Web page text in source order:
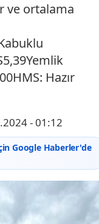
ve ortalama
Hazır
- 01:12
Google Haberler'de